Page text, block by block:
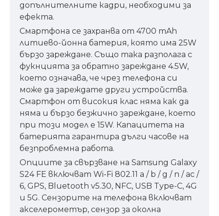
допълнителните кадри, необходими за
ефекта.
Смартфона се захранва от 4700 mAh
литиево-йонна батерия, която има 25W
бързо зареждане. Също така разполага с
фукнцията за обратно зареждане 4.5W,
което означава, че чрез телефона си
може да зареждате други устройства.
Смартфон от високия клас няма как да
няма и бързо безжично зареждане, което
при този модел е 15W. Капацитета на
батерията гарантира дълги часове на
безпроблемна работа.
Опциите за свързване на Samsung Galaxy
S24 FE включват Wi-Fi 802.11 a / b / g / n / ac /
6, GPS, Bluetooth v5.30, NFC, USB Type-C, 4G
и 5G. Сензорите на телефона включват
акселерометър, сензор за околна